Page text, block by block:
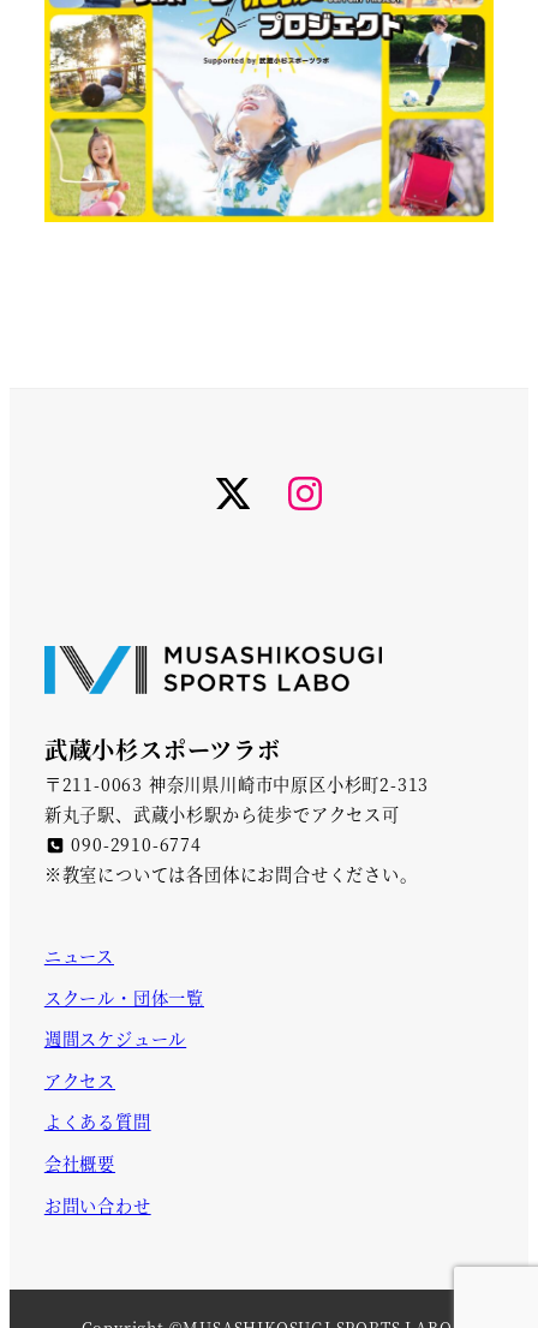
twiterinstagram
武蔵小杉スポーツラボ
〒211-0063 神奈川県川崎市中原区小杉町2-313
新丸子駅、武蔵小杉駅から徒歩でアクセス可
090-2910-6774
※教室については各団体にお問合せください。
ニュース
スクール・団体一覧
週間スケジュール
アクセス
よくある質問
会社概要
お問い合わせ